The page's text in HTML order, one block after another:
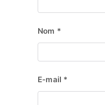
Nom *
E-mail *